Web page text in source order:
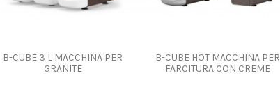
B-CUBE 3 L MACCHINA PER
GRANITE
B-CUBE HOT MACCHINA PER
FARCITURA CON CREME